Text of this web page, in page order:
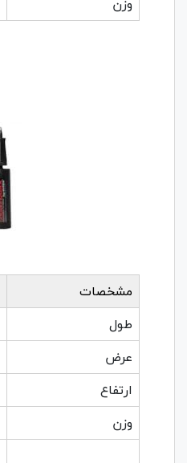
مشخصات
طول
عرض
ارتفاع
وزن